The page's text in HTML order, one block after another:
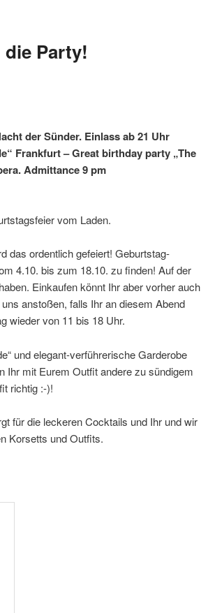
Party!
der Sünder. Einlass ab 21 Uhr
Frankfurt – Great birthday party „The
Admittance 9 pm
vom Laden.
das ordentlich gefeiert! Geburtstag-
4.10. bis zum 18.10. zu finden! Auf der
Einkaufen könnt Ihr aber vorher auch
anstoßen, falls Ihr an diesem Abend
wieder von 11 bis 18 Uhr.
und elegant-verführerische Garderobe
Ihr mit Eurem Outfit andere zu sündigem
richtig :-)!
für die leckeren Cocktails und Ihr und wir
Korsetts und Outfits.